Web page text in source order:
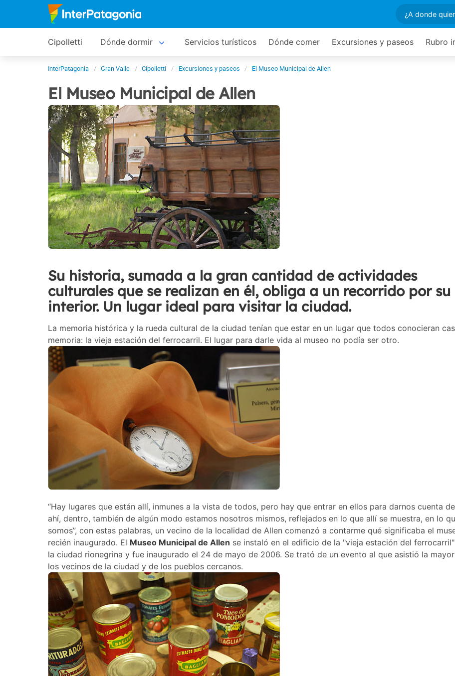
Cipolletti Dónde dormir Servicios turísticos Dónde comer Excursiones y paseos Rubro
InterPatagonia Gran Valle Cipolletti Excursiones y paseos El Museo Municipal de Allen
El Museo Municipal de Allen
Su historia, sumada a la gran cantidad de actividades
culturales que se realizan en él, obliga a un recorrido por su
interior. Un lugar ideal para visitar la ciudad.
La memoria histórica y la rueda cultural de la ciudad tenían que estar en un lugar que todos conocieran
memoria: la vieja estación del ferrocarril. El lugar para darle vida al museo no podía ser otro.
“Hay lugares que están allí, inmunes a la vista de todos, pero hay que entrar en ellos para darnos cuenta
ahí, dentro, también de algún modo estamos nosotros mismos, reflejados en lo que allí se muestra, en lo
somos”, con estas palabras, un vecino de la localidad de Allen comenzó a contarme qué significaba el
recién inaugurado. El Museo Municipal de Allen se instaló en el edificio de la "vieja estación del
la ciudad rionegrina y fue inaugurado el 24 de mayo de 2006. Se trató de un evento al que asistió la
los vecinos de la ciudad y de los pueblos cercanos.